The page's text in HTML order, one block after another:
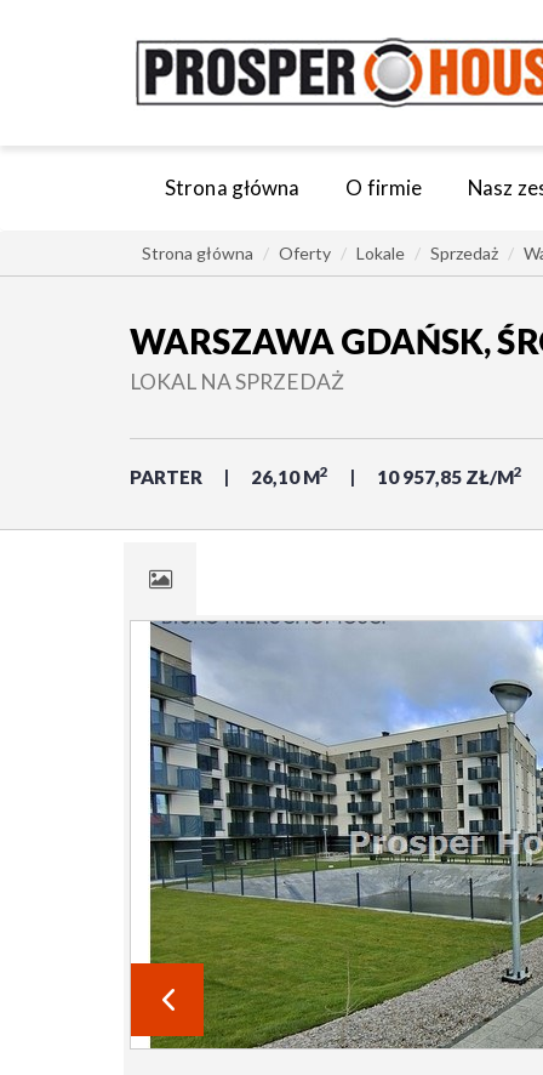
Strona główna O firmie Nasz
Strona główna Oferty Lokale Sprzedaż
WARSZAWA GDAŃSK,
LOKAL NA SPRZEDAŻ
PARTER 26,10 M2 10 957,85 ZŁ/M2